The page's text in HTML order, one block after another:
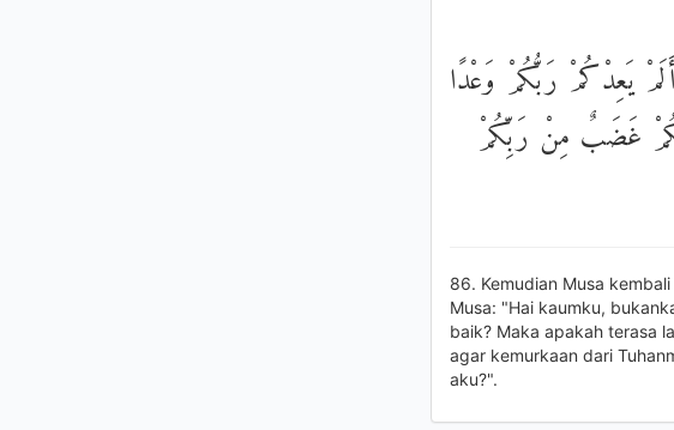
يَعِدْكُمْ رَبُّكُمْ وَعْدًا
غَضَبٌ مِنْ رَبِّكُمْ
86. Kemudian Musa
Musa: "Hai kaumku,
baik? Maka apakah terasa
agar kemurkaan dari
aku?".